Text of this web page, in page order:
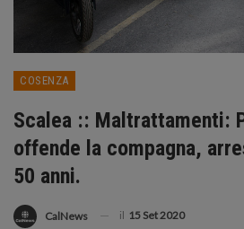
COSENZA
Scalea :: Maltrattamenti:
offende la compagna,
50 anni.
CalNews il 15 Set 2020